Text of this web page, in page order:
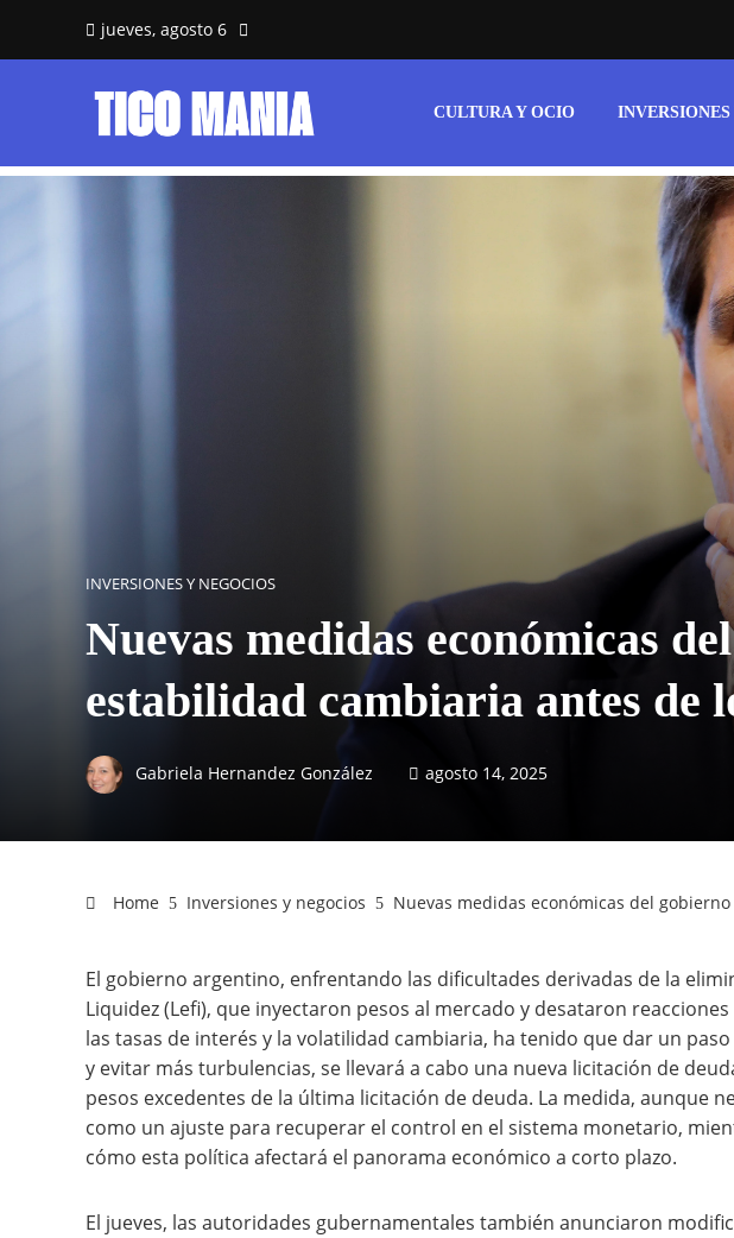
jueves, agosto 6
CULTURA Y OCIO
INVERSIONES Y NEGOCIOS
Nuevas medidas económicas
estabilidad cambiaria antes de
Gabriela Hernandez González agosto 14, 2025
Home Inversiones y negocios Nuevas medidas económicas del
El gobierno argentino, enfrentando las dificultades derivadas de la
Liquidez (Lefi), que inyectaron pesos al mercado y desataron
las tasas de interés y la volatilidad cambiaria, ha tenido que dar un
y evitar más turbulencias, se llevará a cabo una nueva licitación de
pesos excedentes de la última licitación de deuda. La medida, aunque
como un ajuste para recuperar el control en el sistema monetario,
cómo esta política afectará el panorama económico a corto plazo.
El jueves, las autoridades gubernamentales también anunciaron